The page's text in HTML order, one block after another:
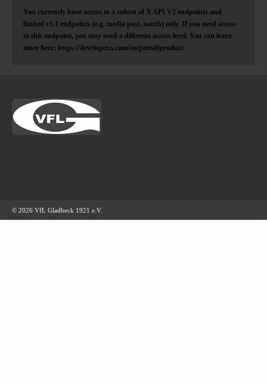
You currently have access to a subset of X API V2 endpoints and
limited v1.1 endpoints (e.g. media post, oauth) only. If you need access
to this endpoint, you may need a different access level. You can learn
more here: https://developer.x.com/en/portal/product
© 2026 VfL Gladbeck 1921 e.V.